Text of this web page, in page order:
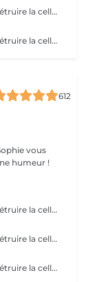
La Maderotherapie:l action massante du bois pour détruire la cellulite. *Active la circulation sanguine et lymphatique *Réduit les tensions musculaires. *Raffermie et tonifie la peau.
La Maderotherapie:l action massante du bois pour détruire la cellulite. *Active la circulation sanguine et lymphatique *Réduit les tensions musculaires. *Raffermie et tonifie la peau.
612
vous
humeur !
La Maderotherapie:l action massante du bois pour détruire la cellulite. *Active la circulation sanguine et lymphatique *Réduit les tensions musculaires. *Raffermie et tonifie la peau.
La Maderotherapie:l action massante du bois pour détruire la cellulite. *Active la circulation sanguine et lymphatique *Réduit les tensions musculaires. *Raffermie et tonifie la peau.
La Maderotherapie:l action massante du bois pour détruire la cellulite. *Active la circulation sanguine et lymphatique *Réduit les tensions musculaires. *Raffermie et tonifie la peau.